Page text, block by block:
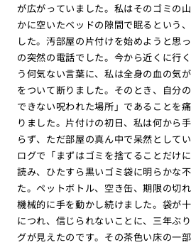
が広がっていました。私はそのゴミの
かに空いたベッドの隙間で眠るという
した。汚部屋の片付けを始めようと思
の突然の電話でした。今から近くに行
う何気ない言葉に、私は全身の血の気
をついて断りました。そのとき、自分
できない呪われた場所」であることを
りました。片付けの初日、私は何から
らず、ただ部屋の真ん中で呆然として
ログで「まずはゴミを捨てることだけ
読み、ひたすら黒いゴミ袋に明らかな
た。ペットボトル、空き缶、期限の切
機械的に手を動かし続けました。袋が
につれ、信じられないことに、三年ぶ
グが見えたのです。その茶色い床の一